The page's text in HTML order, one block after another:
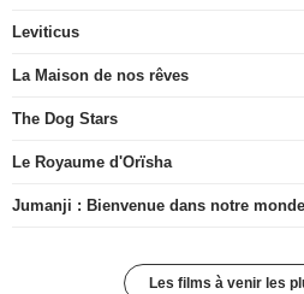
Leviticus
La Maison de nos rêves
The Dog Stars
Le Royaume d'Orïsha
Jumanji : Bienvenue dans notre monde
Les films à venir les